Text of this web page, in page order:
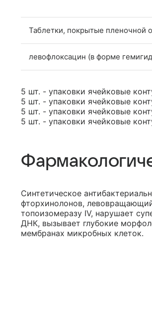
Таблетки, покрытые пленочной
левофлоксацин (в форме
5 шт. - упаковки ячейковые
5 шт. - упаковки ячейковые
5 шт. - упаковки ячейковые
5 шт. - упаковки ячейковые
Синтетическое
фторхинолонов,
топоизомеразу IV, нарушает
ДНК, вызывает глубокие
мембранах микробных клеток.